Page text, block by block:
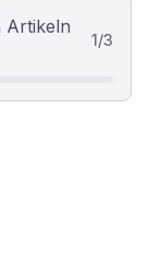
Artikeln
1/3